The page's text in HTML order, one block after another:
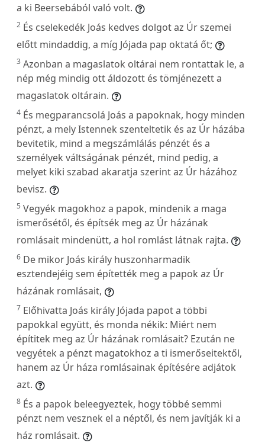
a ki Beersebából való volt.
2 És cselekedék Joás kedves dolgot az Úr szemei
előtt mindaddig, a míg Jójada pap oktatá őt;
3 Azonban a magaslatok oltárai nem rontattak le, a
nép még mindig ott áldozott és tömjénezett a
magaslatok oltárain.
4 És megparancsolá Joás a papoknak, hogy minden
pénzt, a mely Istennek szenteltetik és az Úr házába
bevitetik, mind a megszámlálás pénzét és a
személyek váltságának pénzét, mind pedig, a
melyet kiki szabad akaratja szerint az Úr házához
bevisz.
5 Vegyék magokhoz a papok, mindenik a maga
ismerősétől, és építsék meg az Úr házának
romlásait mindenütt, a hol romlást látnak rajta.
6 De mikor Joás király huszonharmadik
esztendejéig sem építették meg a papok az Úr
házának romlásait,
7 Előhivatta Joás király Jójada papot a többi
papokkal együtt, és monda nékik: Miért nem
építitek meg az Úr házának romlásait? Ezután ne
vegyétek a pénzt magatokhoz a ti ismerőseitektől,
hanem az Úr háza romlásainak építésére adjátok
azt.
8 És a papok beleegyeztek, hogy többé semmi
pénzt nem vesznek el a néptől, és nem javítják ki a
ház romlásait.